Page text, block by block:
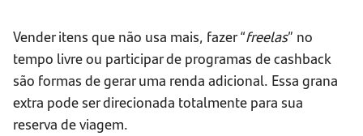
Vender itens que não usa mais, fazer “freelas” no
tempo livre ou participar de programas de cashback
são formas de gerar uma renda adicional. Essa grana
extra pode ser direcionada totalmente para sua
reserva de viagem.